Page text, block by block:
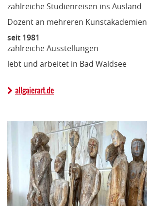
zahlreiche Studienreisen ins Ausland
Dozent an mehreren Kunstakademien
seit 1981
zahlreiche Ausstellungen
lebt und arbeitet in Bad Waldsee
allgaierart.de